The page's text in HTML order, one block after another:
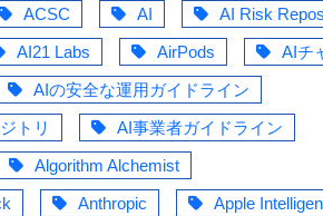
ACSC AI
AI Risk
AI21 Labs AirPods
AIチ
AIの安全な運用ガイドライン
トリ
AI事業者ガイドライン
Algorithm Alchemist
Anthropic
Apple